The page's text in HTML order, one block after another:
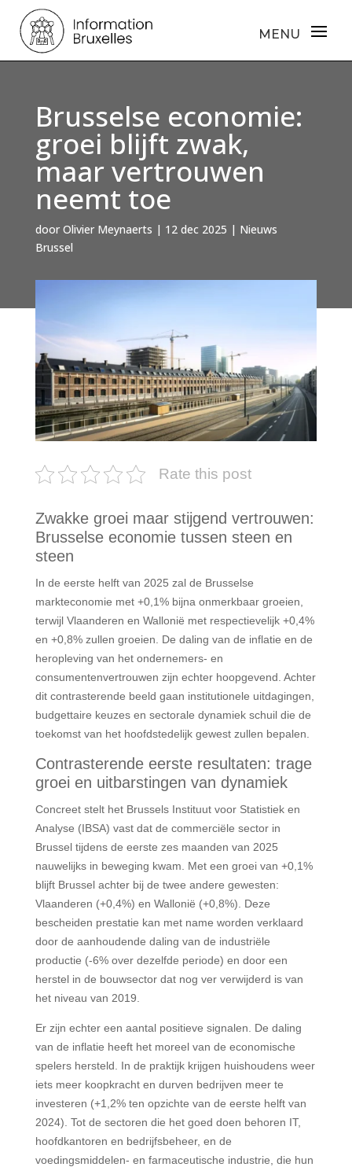
Brusselse economie:
groei blijft zwak,
maar vertrouwen
neemt toe
door Olivier Meynaerts | 12 dec 2025 | Nieuws
Brussel
Rate this post
Zwakke groei maar stijgend vertrouwen:
Brusselse economie tussen steen en
steen
In de eerste helft van 2025 zal de Brusselse
markteconomie met +0,1% bijna onmerkbaar groeien,
terwijl Vlaanderen en Wallonië met respectievelijk +0,4%
en +0,8% zullen groeien. De daling van de inflatie en de
heropleving van het ondernemers- en
consumentenvertrouwen zijn echter hoopgevend. Achter
dit contrasterende beeld gaan institutionele uitdagingen,
budgettaire keuzes en sectorale dynamiek schuil die de
toekomst van het hoofdstedelijk gewest zullen bepalen.
Contrasterende eerste resultaten: trage
groei en uitbarstingen van dynamiek
Concreet stelt het Brussels Instituut voor Statistiek en
Analyse (IBSA) vast dat de commerciële sector in
Brussel tijdens de eerste zes maanden van 2025
nauwelijks in beweging kwam. Met een groei van +0,1%
blijft Brussel achter bij de twee andere gewesten:
Vlaanderen (+0,4%) en Wallonië (+0,8%). Deze
bescheiden prestatie kan met name worden verklaard
door de aanhoudende daling van de industriële
productie (-6% over dezelfde periode) en door een
herstel in de bouwsector dat nog ver verwijderd is van
het niveau van 2019.
Er zijn echter een aantal positieve signalen. De daling
van de inflatie heeft het moreel van de economische
spelers hersteld. In de praktijk krijgen huishoudens weer
iets meer koopkracht en durven bedrijven meer te
investeren (+1,2% ten opzichte van de eerste helft van
2024). Tot de sectoren die het goed doen behoren IT,
hoofdkantoren en bedrijfsbeheer, en de
voedingsmiddelen- en farmaceutische industrie, die hun